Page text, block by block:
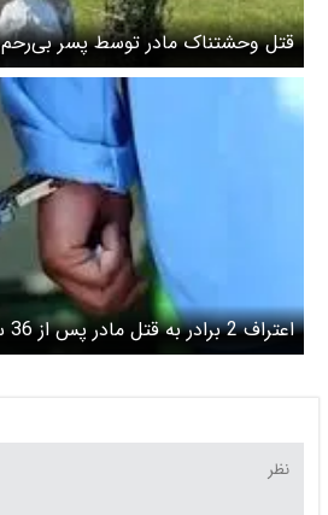
قتل وحشتناک مادر توسط پسر بی‌رحم
اعتراف 2 برادر به قتل مادر پس از 36 سال